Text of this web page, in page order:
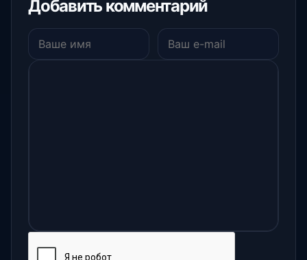
Добавить комментарий